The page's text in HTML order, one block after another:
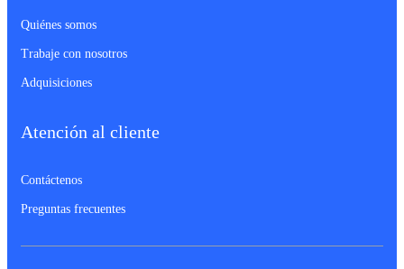
Quiénes somos
Trabaje con nosotros
Adquisiciones
Atención al cliente
Contáctenos
Preguntas frecuentes